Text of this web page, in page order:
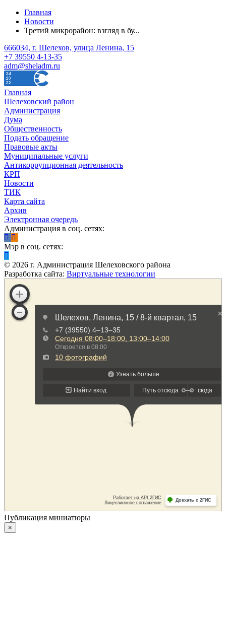
Главная
Новости
Третий микрорайон: взгляд в бу...
666034, г. Шелехов, улица Ленина, 15
+7 39550 4-13-35
adm@sheladm.ru
Главная
Шелеховский район
Администрация
Дума
Общественность
Подать обращение
Правовые акты
Муниципальные услуги
Антикоррупционная деятельность
КРП
Новости
ТИК
Карта сайта
Архив
Электронная очередь
Администрация в соц. сетях:
Мэр в соц. сетях:
© 2026 г. Администрация Шелеховского района
Разработка сайта: Виртуальные технологии
Публикация миниатюры
×